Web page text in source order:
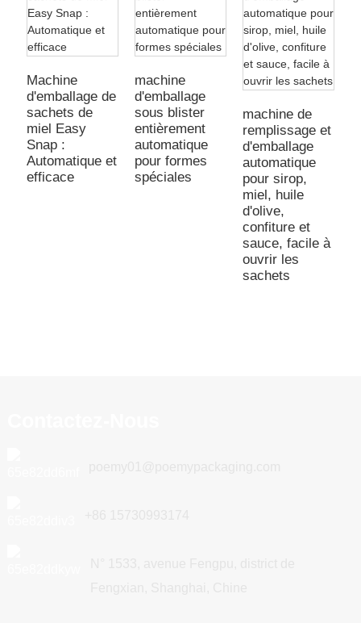
Machine
d'emballage de
sachets de
miel Easy
Snap :
Automatique et
efficace
machine
d'emballage
sous blister
entièrement
automatique
pour formes
spéciales
machine de
remplissage et
d'emballage
automatique
pour sirop,
miel, huile
d'olive,
confiture et
sauce, facile à
ouvrir les
sachets